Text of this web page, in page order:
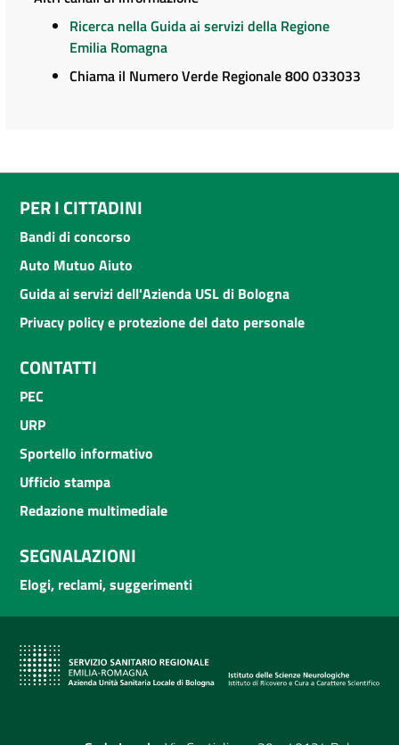
Ricerca nella Guida ai servizi della Regione
Emilia Romagna
Chiama il Numero Verde Regionale 800 033033
PER I CITTADINI
Bandi di concorso
Auto Mutuo Aiuto
Guida ai servizi dell'Azienda USL di Bologna
Privacy policy e protezione del dato personale
CONTATTI
PEC
URP
Sportello informativo
Ufficio stampa
Redazione multimediale
SEGNALAZIONI
Elogi, reclami, suggerimenti